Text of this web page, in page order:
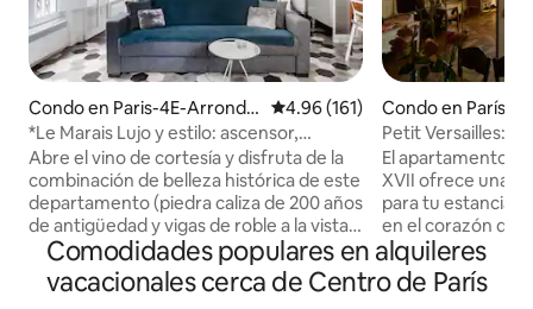
Condo en Paris-4E-Arrondis
sement
Calificación promedio: 4.96 de
4.96 (161)
*Le Marais Lujo y estilo: ascensor,
lavadora, secadora
Abre el vino de cortesía y disfruta de la
combinación de belleza histórica de este
departamento (piedra caliza de 200 años
de antigüedad y vigas de roble a la vista)
con comodidades modernas poco
comunes: ASCENSOR (1 de cada 200
edificios tiene ascensor en este barrio
Condo en París
Petit Versailles:
en el centro de
El apartamento
XVII ofrece una
para tu estancia
en el corazón de
Marais, en Rue du
calles más
vista excepcional
Comodidades populares en alquileres
vacacionales cerca de Centro de París